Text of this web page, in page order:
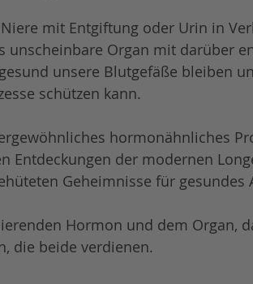
mit Entgiftung oder Urin in
unscheinbare Organ mit darüber
unsere Blutgefäße bleiben
schützen kann.
hormonähnliches
Entdeckungen der modernen
Geheimnisse für gesundes
Hormon und dem Organ,
die beide verdienen.